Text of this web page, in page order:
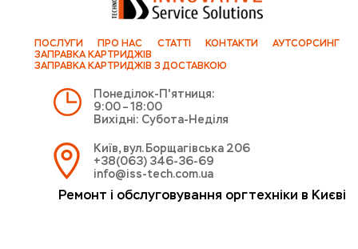
Київ, вул. Борщагівська 206
+38(063) 346-36-69
info@iss-tech.com.ua
Понеділок-П'ятниця:
9:00 – 18:00
Вихідні: Субота-Неділя
ПОСЛУГИ ПРО НАС СТАТТІ КОНТАКТИ
АУТСОРСИНГ
ЗАПРАВКА КАРТРИДЖІВ
ЗАПРАВКА КАРТРИДЖІВ З ДОСТАВКОЮ
Ремонт і обслуговування оргтехніки в Києві